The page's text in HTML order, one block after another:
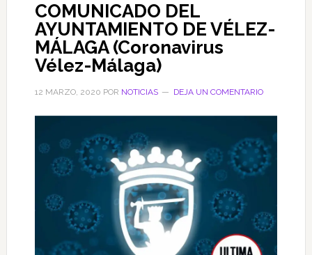
COMUNICADO DEL
AYUNTAMIENTO DE VÉLEZ-
MÁLAGA (Coronavirus
Vélez-Málaga)
12 MARZO, 2020 POR NOTICIAS DEJA UN COMENTARIO